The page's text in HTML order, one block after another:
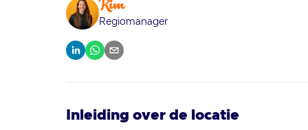
Kim
Regiomanager
Inleiding over de locatie